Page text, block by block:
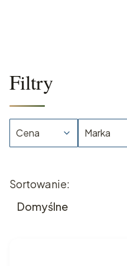
Filtry
Cena Marka
Lista produktów
Sortowanie:
Domyślne